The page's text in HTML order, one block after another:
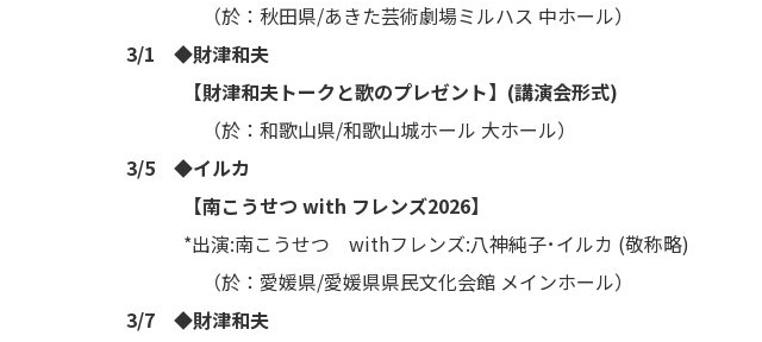
（於：秋田県/あきた芸術劇場ミルハス 中ホール）
3/1 ◆財津和夫
【財津和夫トークと歌のプレゼント】(講演会形式)
（於：和歌山県/和歌山城ホール 大ホール）
3/5 ◆イルカ
【南こうせつ with フレンズ2026】
*出演:南こうせつ withフレンズ:八神純子･イルカ (敬称略)
（於：愛媛県/愛媛県県民文化会館 メインホール）
3/7 ◆財津和夫